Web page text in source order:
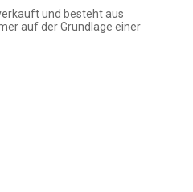
und besteht aus
auf der Grundlage einer